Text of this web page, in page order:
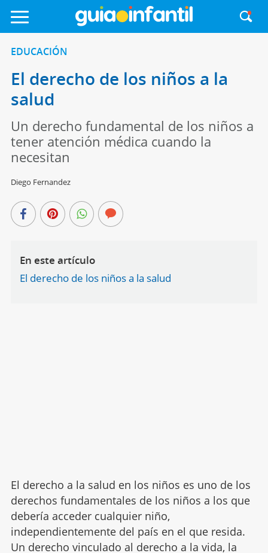
EDUCACIÓN
El derecho de los niños a la
salud
Un derecho fundamental de los niños a
tener atención médica cuando la
necesitan
Diego Fernandez
En este artículo
El derecho de los niños a la salud
El derecho a la salud en los niños es uno de los
derechos fundamentales de los niños a los que
debería acceder cualquier niño,
independientemente del país en el que resida.
Un derecho vinculado al derecho a la vida, la